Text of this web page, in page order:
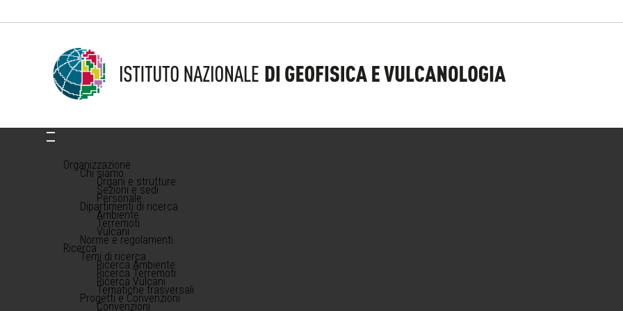
Organizzazione
Chi siamo
Organi e strutture
Sezioni e sedi
Personale
Dipartimenti di ricerca
Ambiente
Terremoti
Vulcani
Norme e regolamenti
Ricerca
Temi di ricerca
Ricerca Ambiente
Ricerca Terremoti
Ricerca Vulcani
Tematiche trasversali
Progetti e Convenzioni
Convenzioni